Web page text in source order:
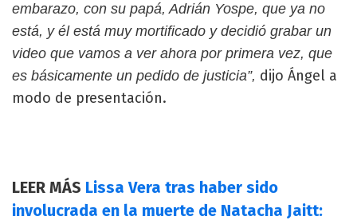
embarazo, con su papá, Adrián Yospe, que ya no
está, y él está muy mortificado y decidió grabar un
video que vamos a ver ahora por primera vez, que
es básicamente un pedido de justicia”, dijo Ángel a
modo de presentación.
LEER MÁS Lissa Vera tras haber sido
involucrada en la muerte de Natacha Jaitt: